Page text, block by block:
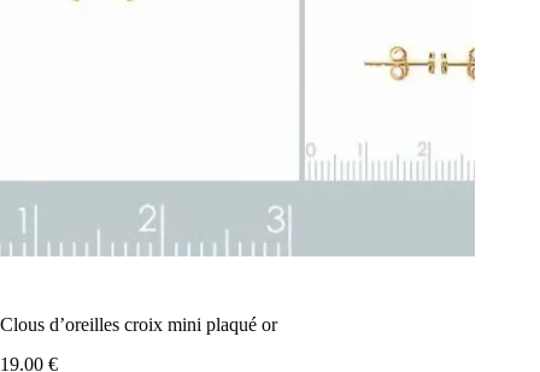
Clous d’oreilles croix mini plaqué or
19.00 €